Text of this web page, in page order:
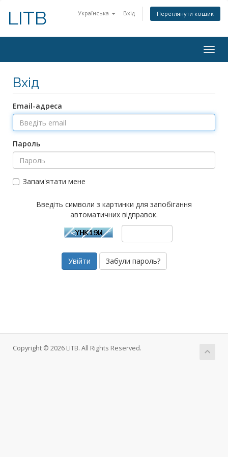
Українська Вхід Переглянути кошик
LITB
Вхід
Email-адреса
Пароль
Запам'ятати мене
Введіть символи з картинки для запобігання
автоматичних відправок.
Забули пароль?
Copyright © 2026 LITB. All Rights Reserved.